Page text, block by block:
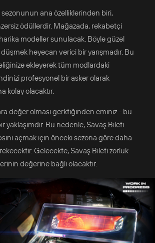
sezonunun ana özelliklerinden biri,
ödüllerdir. Mağazada, rekabetçi
modeller sunulacak. Böyle güzel
heyecan verici bir yarışmadır. Bu
ekleyerek tüm modlardaki
profesyonel bir asker olarak
kolay olacaktır.
değer olması gerktiğinden eminiz - bu
yaklaşımdır. Bu nedenle, Savaş Bileti
açmak için önceki sezona göre daha
Gelecekte, Savaş Bileti zorluk
değerine bağlı olacaktır.